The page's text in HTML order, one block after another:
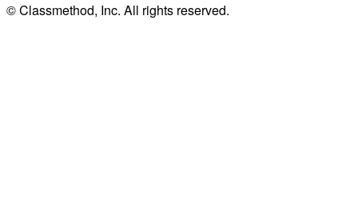
© Classmethod, Inc. All rights reserved.